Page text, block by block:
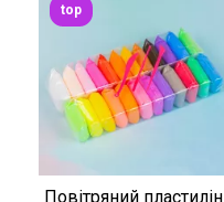
Повітряний пластилін
top